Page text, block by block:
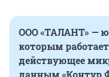
ООО «ТАЛАНТ» —
которым
действующее